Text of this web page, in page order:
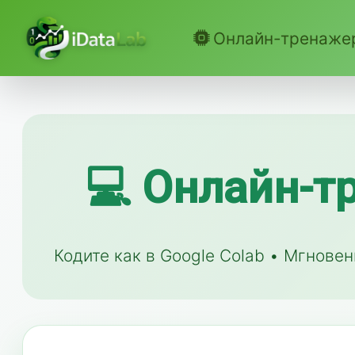
Онлайн-
💻 Онлайн-
Кодите как в Google Colab •